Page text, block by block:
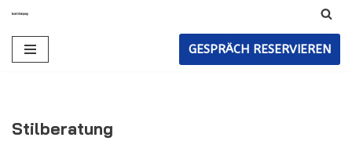
Zum
Inhalt
GESPRÄCH RESERVIEREN
Stilberatung